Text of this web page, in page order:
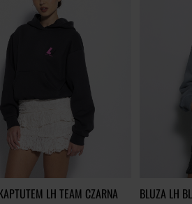
LH TEAM CZARNA
BLUZA LH